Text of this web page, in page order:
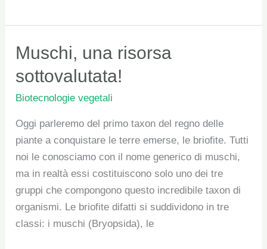
Muschi, una risorsa
sottovalutata!
Biotecnologie vegetali
Oggi parleremo del primo taxon del regno delle
piante a conquistare le terre emerse, le briofite. Tutti
noi le conosciamo con il nome generico di muschi,
ma in realtà essi costituiscono solo uno dei tre
gruppi che compongono questo incredibile taxon di
organismi. Le briofite difatti si suddividono in tre
classi: i muschi (Bryopsida), le
Muschi,
risorsa
sottovalutata!